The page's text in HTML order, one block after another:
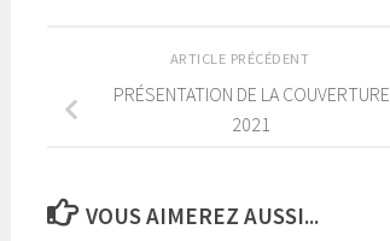
ARTICLE PRÉCÉDENT
PRÉSENTATION DE LA COUVERTURE
2021
VOUS AIMEREZ AUSSI...